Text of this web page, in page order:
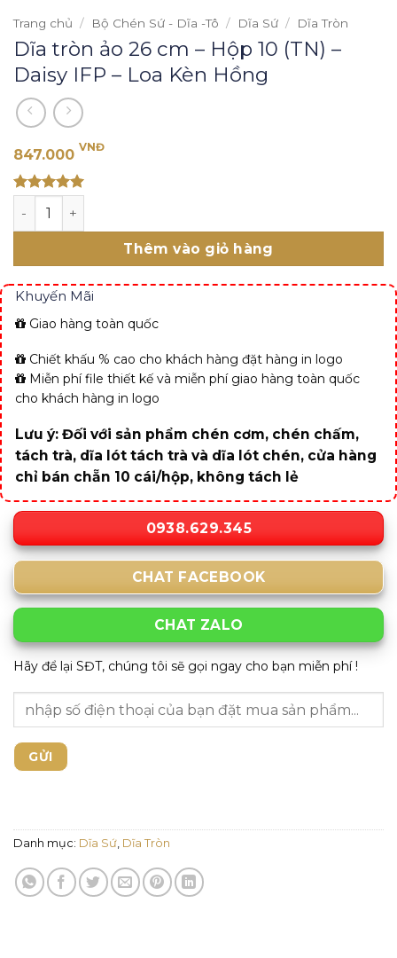
Trang chủ / Bộ Chén Sứ - Dĩa -Tô / Dĩa Sứ / Dĩa Tròn
Dĩa tròn ảo 26 cm – Hộp 10 (TN) –
Daisy IFP – Loa Kèn Hồng
847.000 VNĐ
out of 5
Dĩa tròn ảo 26 cm - Hộp 10 (TN) - Daisy IFP - Loa Kèn
Thêm vào giỏ hàng
Khuyến Mãi
Giao hàng toàn quốc
Chiết khấu % cao cho khách hàng đặt hàng in logo
Miễn phí file thiết kế và miễn phí giao hàng toàn quốc
cho khách hàng in logo
Lưu ý: Đối với sản phẩm chén cơm, chén chấm,
tách trà, dĩa lót tách trà và dĩa lót chén, cửa hàng
chỉ bán chẵn 10 cái/hộp, không tách lẻ
0938.629.345
CHAT FACEBOOK
CHAT ZALO
Hãy để lại SĐT, chúng tôi sẽ gọi ngay cho bạn miễn phí !
Danh mục: Dĩa Sứ Dĩa Tròn